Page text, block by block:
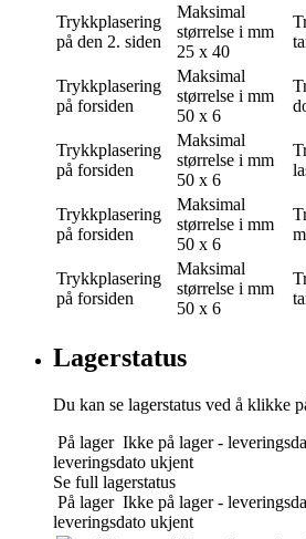
Trykkplasering
på den 2. siden
Maksimal
størrelse i mm
25 x 40
Trykkplasering
på forsiden
Maksimal
størrelse i mm
50 x 6
Trykkplasering
på forsiden
Maksimal
størrelse i mm
50 x 6
Trykkplasering
på forsiden
Maksimal
størrelse i mm
50 x 6
Trykkplasering
på forsiden
Maksimal
størrelse i mm
50 x 6
Lagerstatus
Du kan se lagerstatus ved å klikke
På lager Ikke på lager -
leveringsdato ukjent
Se full lagerstatus
På lager Ikke på lager -
leveringsdato ukjent